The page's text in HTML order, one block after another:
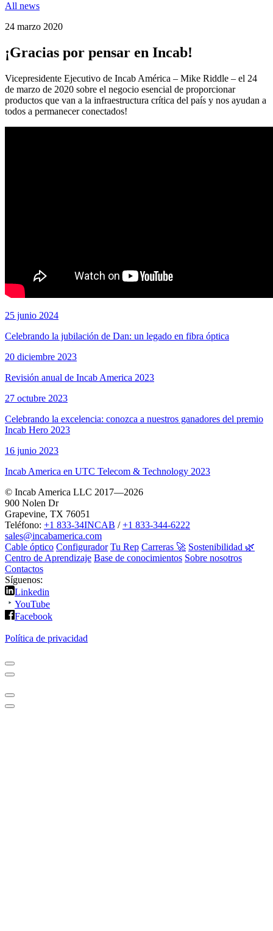
All news
24 marzo 2020
¡Gracias por pensar en Incab!
Vicepresidente Ejecutivo de Incab América – Mike Riddle – el 24
de marzo de 2020 sobre el negocio esencial de proporcionar
productos que van a la infraestructura crítica del país y nos ayudan a
todos a permanecer conectados!
25 junio 2024
Celebrando la jubilación de Dan: un legado en fibra óptica
20 diciembre 2023
Revisión anual de Incab America 2023
27 octubre 2023
Celebrando la excelencia: conozca a nuestros ganadores del premio
Incab Hero 2023
16 junio 2023
Incab America en UTC Telecom & Technology 2023
© Incab America LLC 2017—2026
900 Nolen Dr
Grapevine, TX 76051
Teléfono: +1 833-34INCAB /+1 833-344-6222
sales@incabamerica.com
Cable óptico Configurador Tu Rep Carreras 🚀 Sostenibilidad 🌿
Centro de Aprendizaje Base de conocimientos Sobre nosotros
Contactos
Síguenos:
Linkedin
YouTube
Facebook
Política de privacidad